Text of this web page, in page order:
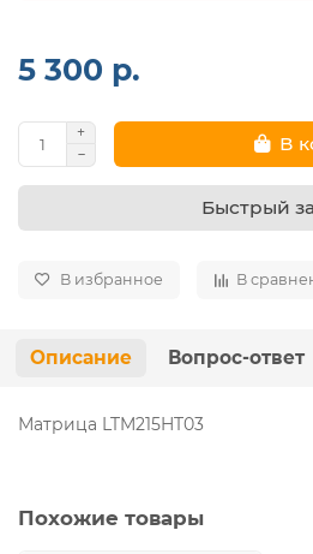
5 300 р.
В
Быстрый
В избранное В
Описание Вопрос-ответ
Матрица LTM215HT03
Похожие товары